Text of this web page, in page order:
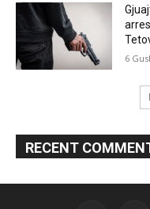
6
RECENT